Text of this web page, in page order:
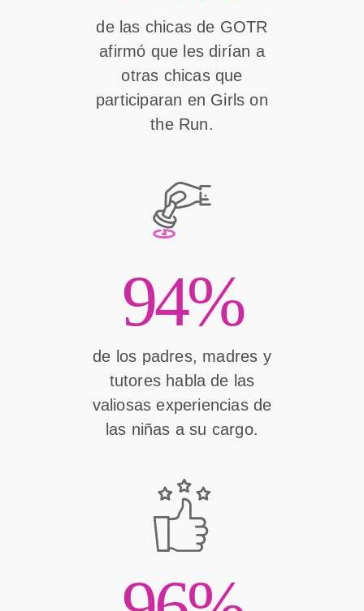
de las chicas de GOTR
afirmó que les dirían a
otras chicas que
participaran en Girls on
the Run.
94%
de los padres, madres y
tutores habla de las
valiosas experiencias de
las niñas a su cargo.